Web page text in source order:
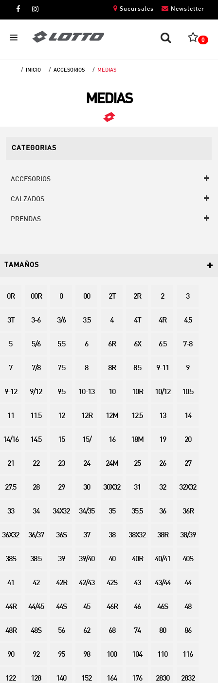
Newsletter
Sucursales
0
INICIO ACCESORIOS MEDIAS
MEDIAS
CATEGORIAS
ACCESORIOS
CALZADOS
PRENDAS
TAMAÑOS
0R 00R 0 00 2T 2R 2 3
3T 3-6 3/6 3.5 4 4T 4R 4.5
5 5/6 5.5 6 6R 6X 6.5 7-8
7 7/8 7.5 8 8R 8.5 9-11 9
9-12 9/12 9.5 10-13 10 10R 10/12 10.5
11 11.5 12 12R 12M 12.5 13 14
14/16 14.5 15 15/ 16 18M 19 20
21 22 23 24 24M 25 26 27
27.5 28 29 30 30X32 31 32 32X32
33 34 34X32 34/35 35 35.5 36 36R
36X32 36/37 36S 37 38 38X32 38R 38/39
38S 38.5 39 39/40 40 40R 40/41 40S
41 42 42R 42/43 42S 43 43/44 44
44R 44/45 44S 45 46R 46 46S 48
48R 48S 56 62 68 74 80 86
90 92 95 98 100 104 110 116
122 128 140 152 164 176 2830 2832